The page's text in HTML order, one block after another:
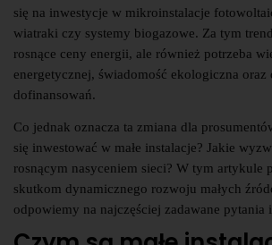
się na inwestycje w mikroinstalacje
wiatraki czy systemy biogazowe. Za tym
rosnące ceny energii, ale również potrzeba
energetycznej, świadomość ekologiczna oraz
dofinansowań.
Co jednak oznacza ta zmiana dla
się inwestować w małe instalacje? Jakie
rosnącym nasyceniem sieci? W tym artykule
skutkom dynamicznego rozwoju małych
odpowiemy na najczęściej zadawane pytania